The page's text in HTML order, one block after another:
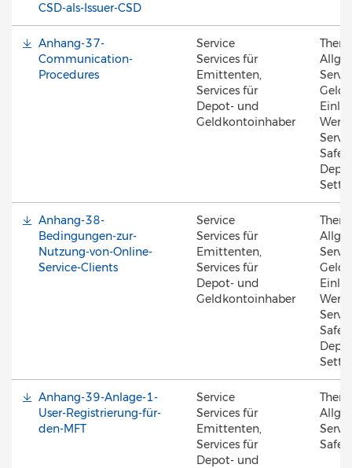
CSD-als-Issuer-CSD
Anhang-37-
Communication-
Procedures
Service
Services für
Emittenten,
Services für
Depot- und
Geldkontoinhaber
Anhang-38-
Bedingungen-zur-
Nutzung-von-Online-
Service-Clients
Service
Services für
Emittenten,
Services für
Depot- und
Geldkontoinhaber
Anhang-39-Anlage-1-
User-Registrierung-für-
den-MFT
Service
Services für
Emittenten,
Services für
Depot- und